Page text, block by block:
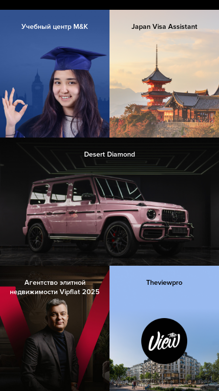
Учебный центр M&K
Desert Diamond
Japan Visa Assistant
Агентство элитной
недвижимости Vipflat 2025
Theviewpro